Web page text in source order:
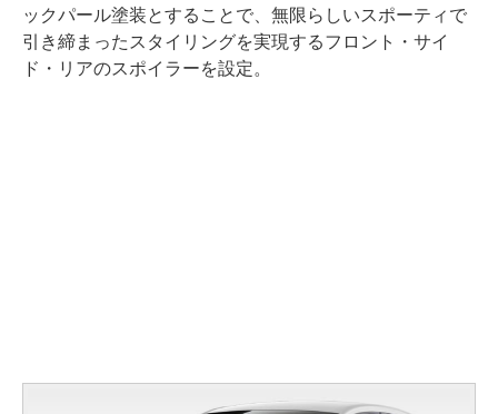
ックパール塗装とすることで、無限らしいスポーティで
引き締まったスタイリングを実現するフロント・サイ
ド・リアのスポイラーを設定。